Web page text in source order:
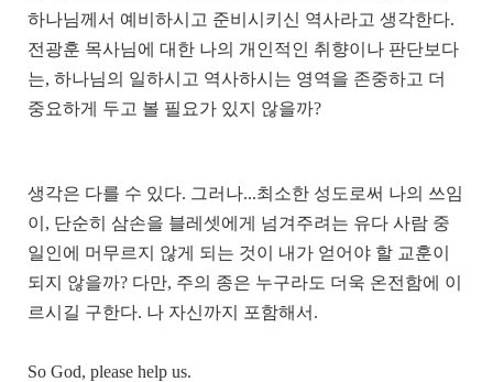
하나님께서 예비하시고 준비시키신 역사라고 생각한다.
전광훈 목사님에 대한 나의 개인적인 취향이나 판단보다
는, 하나님의 일하시고 역사하시는 영역을 존중하고 더
중요하게 두고 볼 필요가 있지 않을까?
생각은 다를 수 있다. 그러나...최소한 성도로써 나의 쓰임
이, 단순히 삼손을 블레셋에게 넘겨주려는 유다 사람 중
일인에 머무르지 않게 되는 것이 내가 얻어야 할 교훈이
되지 않을까? 다만, 주의 종은 누구라도 더욱 온전함에 이
르시길 구한다. 나 자신까지 포함해서.
So God, please help us.